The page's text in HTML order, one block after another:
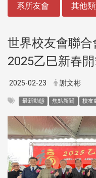
系所友會 其他
世界校友會聯
2025乙巳新春
2025-02-23 謝文彬
最新動態 焦點新聞 校友